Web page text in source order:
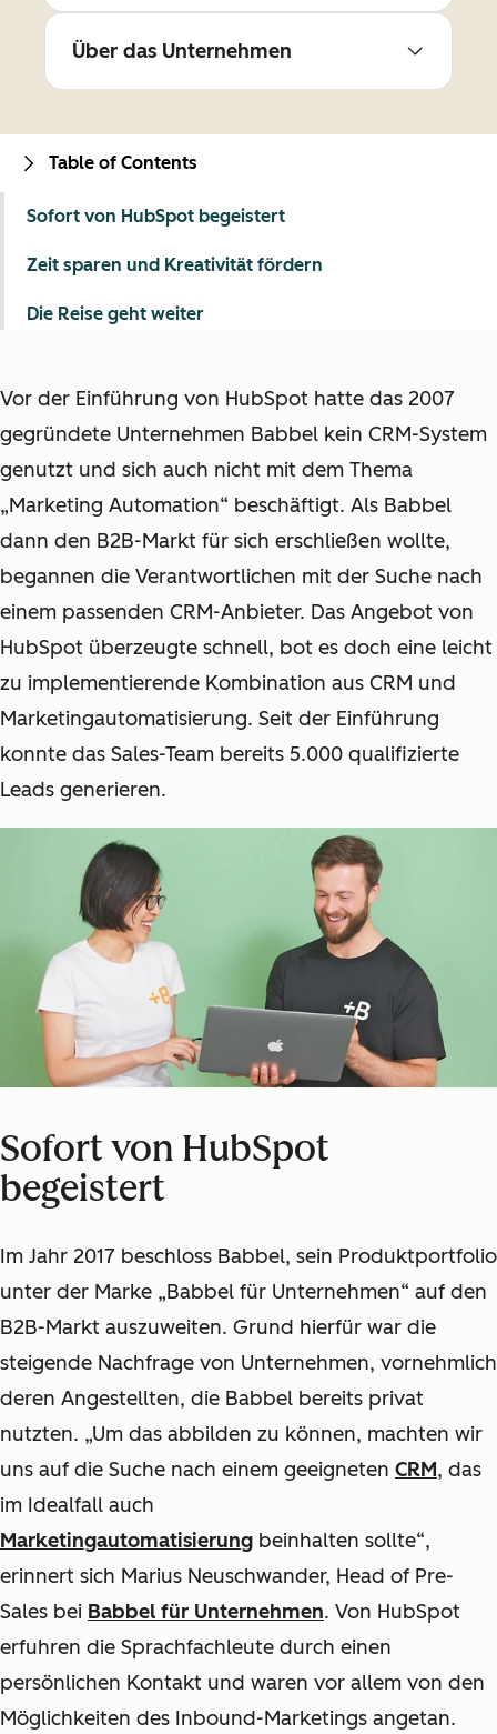
Über das Unternehmen
Vor der Einführung von HubSpot hatte das 2007
gegründete Unternehmen Babbel kein CRM-System
genutzt und sich auch nicht mit dem Thema
„Marketing Automation“ beschäftigt. Als Babbel
dann den B2B-Markt für sich erschließen wollte,
begannen die Verantwortlichen mit der Suche nach
einem passenden CRM-Anbieter. Das Angebot von
HubSpot überzeugte schnell, bot es doch eine leicht
zu implementierende Kombination aus CRM und
Marketingautomatisierung. Seit der Einführung
konnte das Sales-Team bereits 5.000 qualifizierte
Leads generieren.
Sofort von HubSpot
begeistert
Im Jahr 2017 beschloss Babbel, sein Produktportfolio
unter der Marke „Babbel für Unternehmen“ auf den
B2B-Markt auszuweiten. Grund hierfür war die
steigende Nachfrage von Unternehmen, vornehmlich
deren Angestellten, die Babbel bereits privat
nutzten. „Um das abbilden zu können, machten wir
uns auf die Suche nach einem geeigneten CRM, das
im Idealfall auch
Marketingautomatisierung beinhalten sollte“,
erinnert sich Marius Neuschwander, Head of Pre-
Sales bei Babbel für Unternehmen. Von HubSpot
erfuhren die Sprachfachleute durch einen
persönlichen Kontakt und waren vor allem von den
Möglichkeiten des Inbound-Marketings angetan.
Table of Contents
Sofort von HubSpot begeistert
Zeit sparen und Kreativität fördern
Die Reise geht weiter